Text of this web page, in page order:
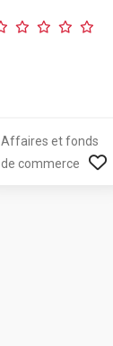
Affaires et fonds
de commerce